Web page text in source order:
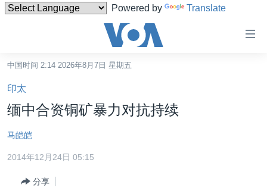
Powered by Translate
碍
链
接
跳
转
内
台湾
港澳
国际
中国时间 2:14 2026年8月7日 星期五
印太
缅中合资铜矿暴力对抗持续
马皑皑
2014年12月24日 05:15
分享